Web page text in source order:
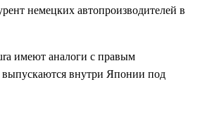
немецких автопроизводителей в
имеют аналоги с правым
внутри Японии под